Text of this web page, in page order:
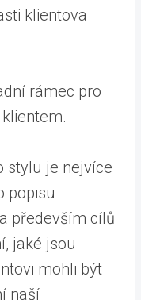
klientova
rámec pro
stylu je nejvíce
popisu
především cílů
jaké jsou
mohli být
naší